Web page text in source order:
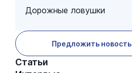
Дорожные ловушки
Предложить новость
Статьи